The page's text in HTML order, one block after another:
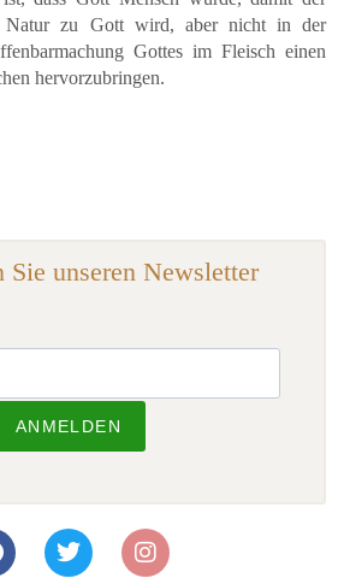
Natur zu Gott wird, aber nicht in der
Gottes im Fleisch einen
hervorzubringen.
Sie unseren Newsletter
ANMELDEN